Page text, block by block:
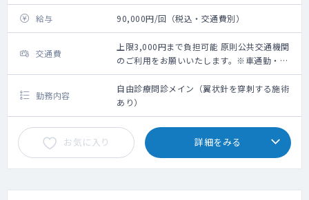
給与 90,000円/回（税込・交通費別）
交通費
上限3,000円まで負担可能 原則公共交通機関
のご利用をお願いいたします。※車通勤・タ
クシー利用要相談
勤務内容
自由診療問診メイン（翼状針を穿刺する施術
あり）
お気に入り 詳細をみる